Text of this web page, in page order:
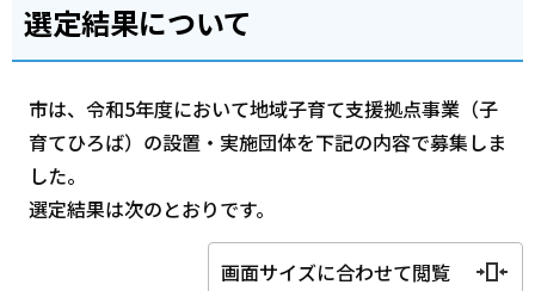
選定結果について
市は、令和5年度において地域子育て支援拠点事業（子
育てひろば）の設置・実施団体を下記の内容で募集しま
した。
選定結果は次のとおりです。
画面サイズに合わせて閲覧